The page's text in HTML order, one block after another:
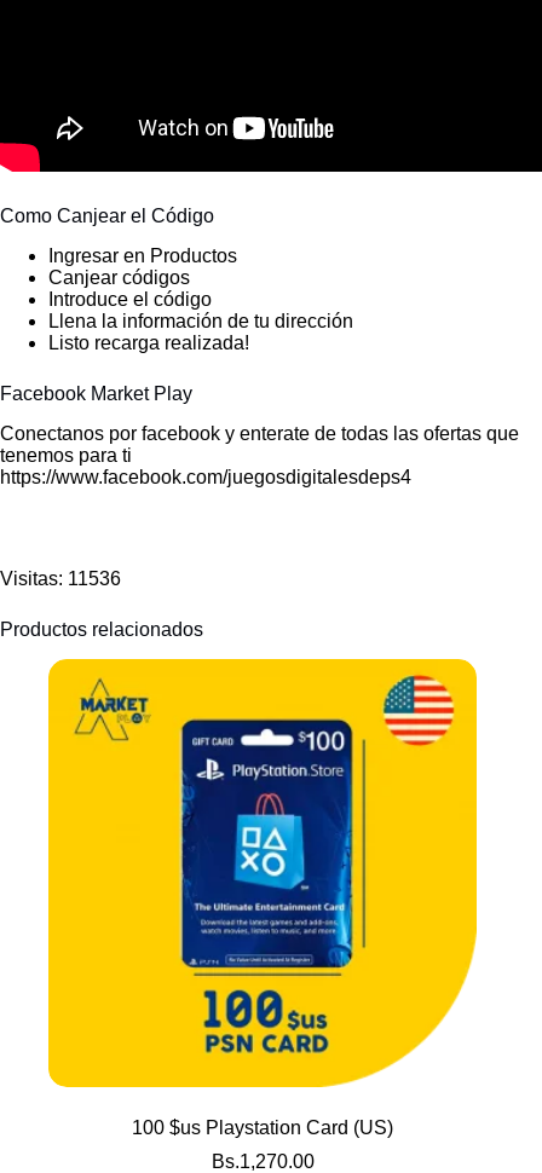
Como Canjear el Código
Ingresar en Productos
Canjear códigos
Introduce el código
Llena la información de tu dirección
Listo recarga realizada!
Facebook Market Play
Conectanos por facebook y enterate de todas las ofertas que
tenemos para ti
https://www.facebook.com/juegosdigitalesdeps4
Visitas: 11536
Productos relacionados
100 $us Playstation Card (US)
Bs.1,270.00